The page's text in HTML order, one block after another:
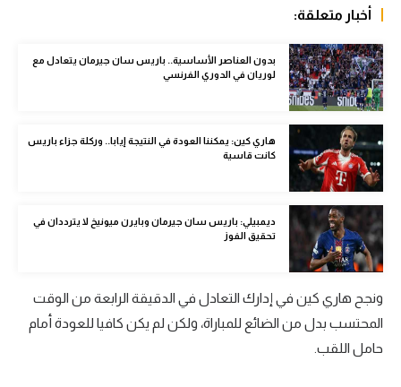
كرة سلة
كرة يد
كرة طائرة
الوطن العربي
في المونديال
آسيا
أمريكا
ركن الألعاب
أخبار متعلقة:
بدون العناصر الأساسية.. باريس سان جيرمان يتعادل مع
لوريان في الدوري الفرنسي
هاري كين: يمكننا العودة في النتيجة إيابا.. وركلة جزاء باريس
كانت قاسية
ديمبيلي: باريس سان جيرمان وبايرن ميونيخ لا يترددان في
تحقيق الفوز
ونجح هاري كين في إدارك التعادل في الدقيقة الرابعة من الوقت
المحتسب بدل من الضائع للمباراة، ولكن لم يكن كافيا للعودة أمام
حامل اللقب.